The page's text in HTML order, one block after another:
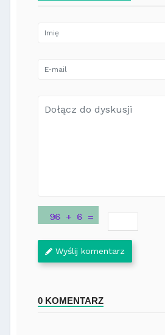
Wyślij komentarz
0 KOMENTARZ